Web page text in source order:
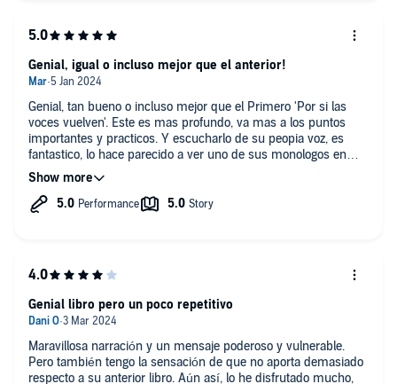
Genial, tan bueno o incluso mejor que el Primero 'Por si las
voces vuelven'. Este es mas profundo, va mas a los puntos
importantes y practicos. Y escucharlo de su peopia voz, es
fantastico, lo hace parecido a ver uno de sus monologos en
directo, que tambien son magnificos! Un diez, en lo bien que
cuenta algo tan duro, en como consigue que se entienda, o
acerca al entendimiento de algo tan complejo como la mente
Genial, igual o incluso mejor que el anterior!
Maravillosa narración y un mensaje poderoso y vulnerable.
Pero también tengo la sensación de que no aporta demasiado
respecto a su anterior libro. Aún así, lo he disfrutado mucho,
Genial libro pero un poco repetitivo